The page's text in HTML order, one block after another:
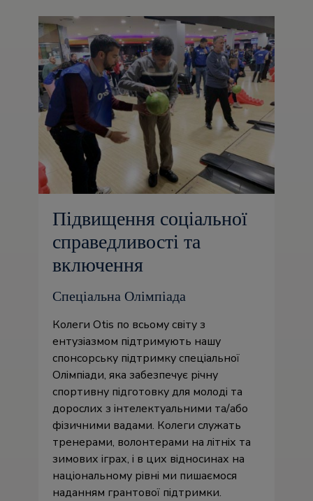
Підвищення соціальної
справедливості та
включення
Спеціальна Олімпіада
Колеги Otis по всьому світу з
ентузіазмом підтримують нашу
спонсорську підтримку спеціальної
Олімпіади, яка забезпечує річну
спортивну підготовку для молоді та
дорослих з інтелектуальними та/або
фізичними вадами. Колеги служать
тренерами, волонтерами на літніх та
зимових іграх, і в цих відносинах на
національному рівні ми пишаємося
наданням грантової підтримки.